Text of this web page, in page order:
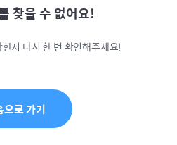
찾을 수 없어요!
지 다시 한 번 확인해주세요!
으로 가기